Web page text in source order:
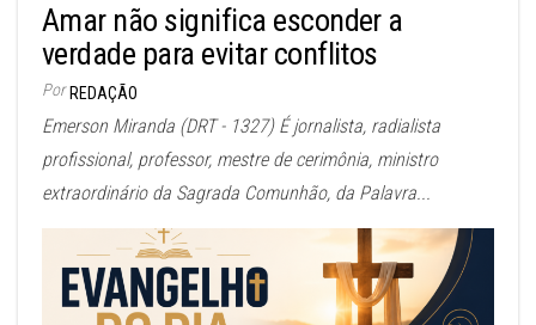
Amar não significa esconder a
verdade para evitar conflitos
Por REDAÇÃO
Emerson Miranda (DRT - 1327) É jornalista, radialista
profissional, professor, mestre de cerimônia, ministro
extraordinário da Sagrada Comunhão, da Palavra...